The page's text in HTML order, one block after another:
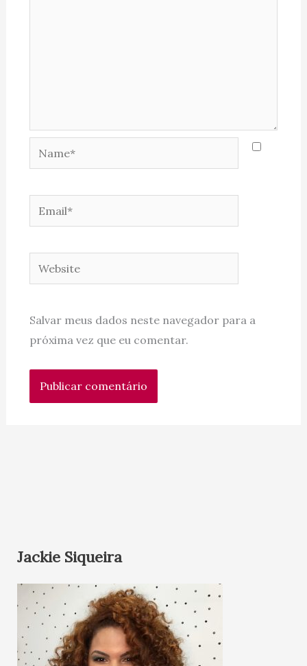
Name*
Email*
Website
Salvar meus dados neste navegador para a
próxima vez que eu comentar.
Jackie Siqueira